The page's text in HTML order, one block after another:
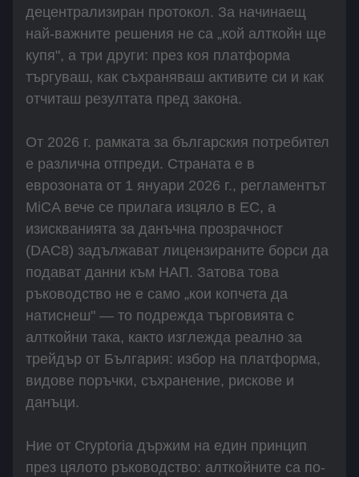
децентрализиран протокол. За начинаещ
най-важните решения не са „кой алткойн ще
купя", а три други: през коя платформа
търгуваш, как съхраняваш активите си и как
отчиташ резултата пред закона.
От 2026 г. рамката за българския потребител
е различна отпреди. Страната е в
еврозоната от 1 януари 2026 г., регламентът
MiCA вече се прилага изцяло в ЕС, а
изискванията за данъчна прозрачност
(DAC8) задължават лицензираните борси да
подават данни към НАП. Затова това
ръководство не е само „кои копчета да
натиснеш" — то подрежда търговията с
алткойни така, както изглежда реално за
трейдър от България: избор на платформа,
видове поръчки, съхранение, рискове и
данъци.
Ние от Cryptoria държим на един принцип
през цялото ръководство: алткойните са по-